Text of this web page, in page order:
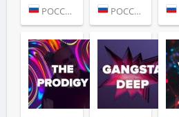
РОССИЯ (МОСКВА) РОССИЯ (МОСКВА)